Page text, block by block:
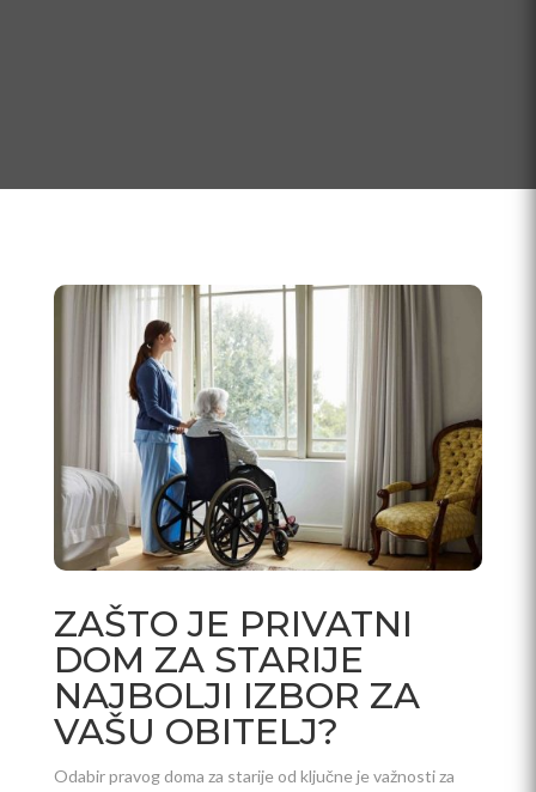
ZAŠTO JE PRIVATNI
DOM ZA STARIJE
NAJBOLJI IZBOR ZA
VAŠU OBITELJ?
Odabir pravog doma za starije od ključne je važnosti za